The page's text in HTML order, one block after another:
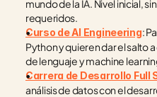
mundo de la IA. Nivel inicial,
requeridos.
Curso de AI Engineering:
Python y quieren dar el salto
de lenguaje y machine
Carrera de Desarrollo Full
análisis de datos con el